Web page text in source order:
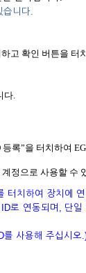
습니다.
고 확인 버튼을 터
다.
록”을 터치하여
정으로 사용할 수
터치하여 장치에
로 연동되며, 단
를 사용해 주십시오